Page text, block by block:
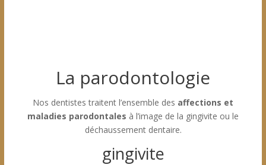
La parodontologie
Nos dentistes traitent l’ensemble des affections et
maladies parodontales à l’image de la gingivite ou le
déchaussement dentaire.
gingivite